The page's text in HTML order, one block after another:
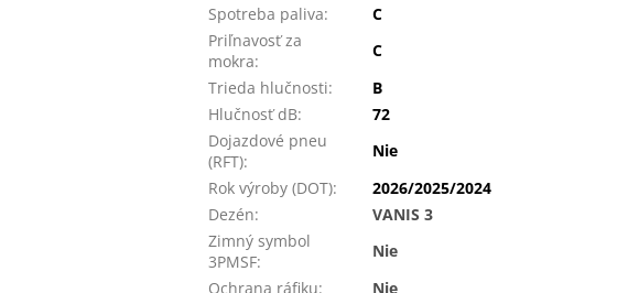
Spotreba paliva:
C
Priľnavosť za
mokra:
C
Trieda hlučnosti:
B
Hlučnosť dB:
72
Dojazdové pneu
(RFT):
Nie
Rok výroby (DOT):
2026/2025/2024
Dezén:
VANIS 3
Zimný symbol
3PMSF:
Nie
Ochrana ráfiku:
Nie